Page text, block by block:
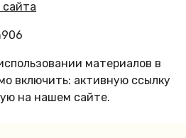
материалов в
включить: активную ссылку
на нашем сайте.